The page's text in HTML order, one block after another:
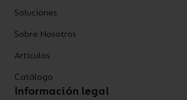
Soluciones
Sobre Nosotros
Artículos
Catálogo
Información legal